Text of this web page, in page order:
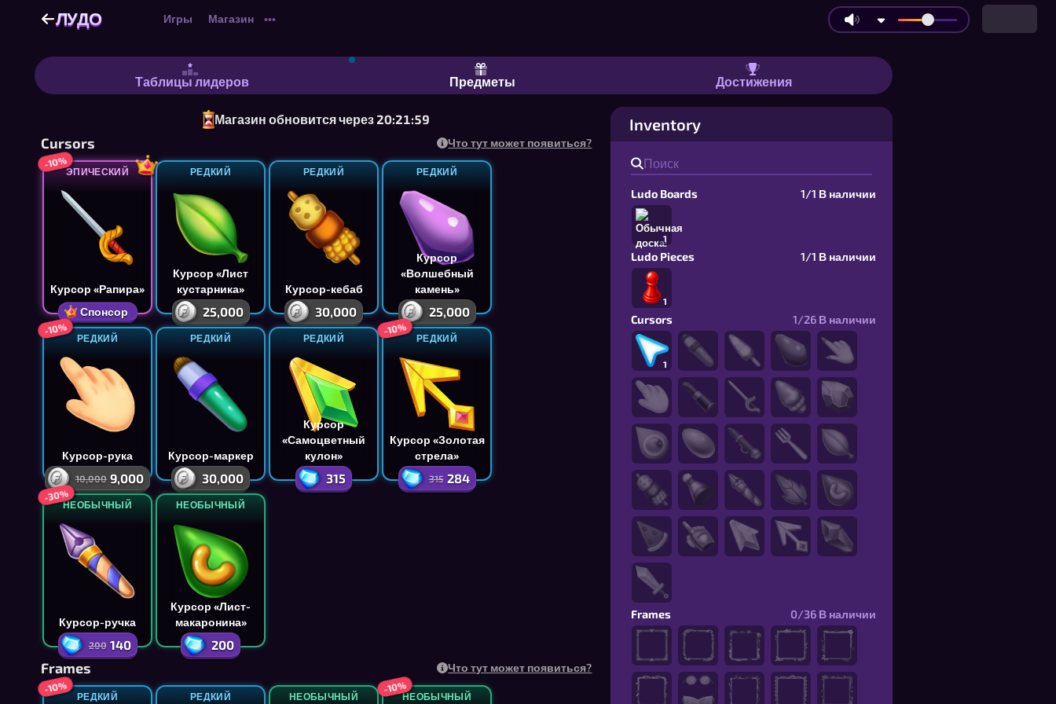
ЛУДО
ЛУДО Игры Магазин •••
Лудо - Бесплатное Лудо онлайн для 2–4 друзей или тренировки соло с ботами — прямо из вкладки
Таблицы лидеров Предметы Достижения
Магазин обновится через 20:21:58
Cursors Что тут может появиться?
ЭПИЧЕСКИЙ
Курсор «Рапира»
Спонсор
-10%
РЕДКИЙ
Курсор «Лист
кустарника»
25,000
РЕДКИЙ
Курсор-кебаб
30,000
РЕДКИЙ
Курсор
«Волшебный
камень»
25,000
РЕДКИЙ
Курсор-рука
10,000 9,000
-10%
РЕДКИЙ
Курсор-маркер
30,000
РЕДКИЙ
Курсор
«Самоцветный
кулон»
315
РЕДКИЙ
Курсор «Золотая
стрела»
315 284
-10%
НЕОБЫЧНЫЙ
Курсор-ручка
200 140
-30%
НЕОБЫЧНЫЙ
Курсор «Лист-
макаронина»
200
Frames Что тут может появиться?
РЕДКИЙ
-10%
РЕДКИЙ НЕОБЫЧНЫЙ НЕОБЫЧНЫЙ
-10%
Inventory
Ludo Boards 1/1 В наличии
1
Ludo Pieces 1/1 В наличии
1
Cursors 1/26 В наличии
1
Frames 0/36 В наличии